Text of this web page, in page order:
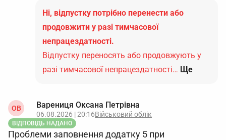
Ні, відпустку потрібно перенести або
продовжити у разі тимчасової
непрацездатності.
Відпустку переносять або продовжують у
разі тимчасової непрацездатності… Ще
ОВ Варениця Оксана Петрівна
06.08.2026 | 20:16Військовий облік
ВІДПОВІДЬ НАДАНО
Проблеми заповнення додатку 5 при